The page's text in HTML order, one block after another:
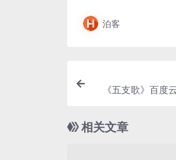
泊客
《五支歌》百度
相关文章